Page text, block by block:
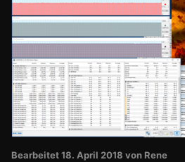
Bearbeitet18. April 2018 von Rene